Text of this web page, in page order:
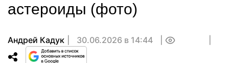
астероиды (фото)
Андрей Кадук 30.06.2026 в 14:44